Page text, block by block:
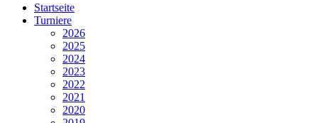
Startseite
Turniere
2026
2025
2024
2023
2022
2021
2020